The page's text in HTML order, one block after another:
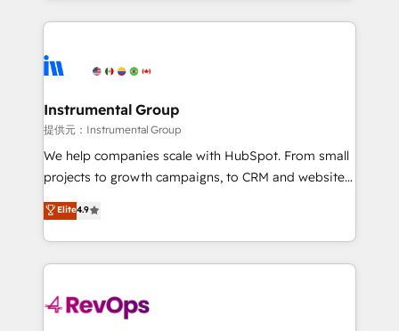
agency for an Ops problem. Don't hire a technical
agency for a growth problem. Hire a partner built to
eminent solutions & integrations. Trust us to
Elite Partners with 10+ years of HubSpot experience
Premier Partner 2023 🌟5 HubSpot Accreditations 🌟
Won HubSpot Theme Challenge 2021 🌟INBOUND’19
HubSpot Rising Star Why us? Harnessing the full
potential of the powerful HubSpot CRM. ✔️A team of
HubSpot experience ✔️Flexible pricing models —
Hourly-fee (assigned one Dedicated HubSpot
requirement). ✔️Helped over 25,000+ customers so
far with our HubSpot solutions. ✔️Bespoke apps &
Instrumental Group
提供元：Instrumental Group
We help companies scale with HubSpot. From small
projects to growth campaigns, to CRM and websites.
Hire an agency that's experienced in every inch of
HubSpot and willing to work hand-in-hand with your
team to simplify the complex and build a better
experience for your team and customers.
Elite4.9